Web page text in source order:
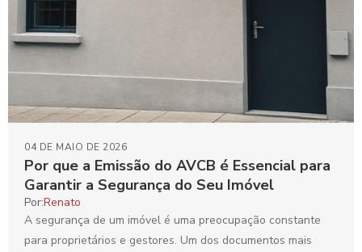
Por que a Emissão do AVCB é Essencial para
Garantir a Segurança do Seu Imóvel
04 DE MAIO DE 2026
Por:Renato
A segurança de um imóvel é uma preocupação constante
para proprietários e gestores. Um dos documentos mais